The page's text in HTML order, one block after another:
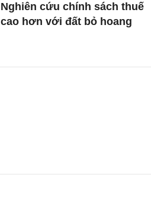
Nghiên cứu chính sách thuế
cao hơn với đất bỏ hoang